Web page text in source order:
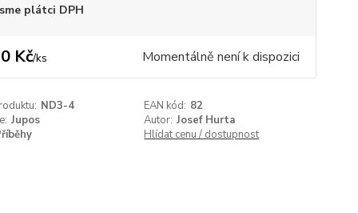
plátci DPH
Kč/ks Momentálně není k dispozici
ND3-4 EAN kód: 82
Jupos Autor: Josef Hurta
Hlídat cenu / dostupnost